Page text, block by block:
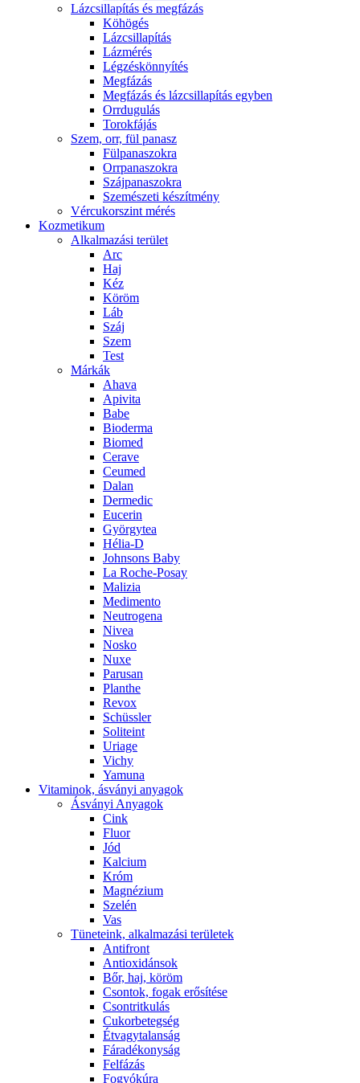
Lázcsillapítás és megfázás
Köhögés
Lázcsillapítás
Lázmérés
Légzéskönnyítés
Megfázás
Megfázás és lázcsillapítás egyben
Orrdugulás
Torokfájás
Szem, orr, fül panasz
Fülpanaszokra
Orrpanaszokra
Szájpanaszokra
Szemészeti készítmény
Vércukorszint mérés
Kozmetikum
Alkalmazási terület
Arc
Haj
Kéz
Köröm
Láb
Száj
Szem
Test
Márkák
Ahava
Apivita
Babe
Bioderma
Biomed
Cerave
Ceumed
Dalan
Dermedic
Eucerin
Györgytea
Hélia-D
Johnsons Baby
La Roche-Posay
Malizia
Medimento
Neutrogena
Nivea
Nosko
Nuxe
Parusan
Planthe
Revox
Schüssler
Soliteint
Uriage
Vichy
Yamuna
Vitaminok, ásványi anyagok
Ásványi Anyagok
Cink
Fluor
Jód
Kalcium
Króm
Magnézium
Szelén
Vas
Tüneteink, alkalmazási területek
Antifront
Antioxidánsok
Bőr, haj, köröm
Csontok, fogak erősítése
Csontritkulás
Cukorbetegség
Étvagytalanság
Fáradékonyság
Felfázás
Fogyókúra